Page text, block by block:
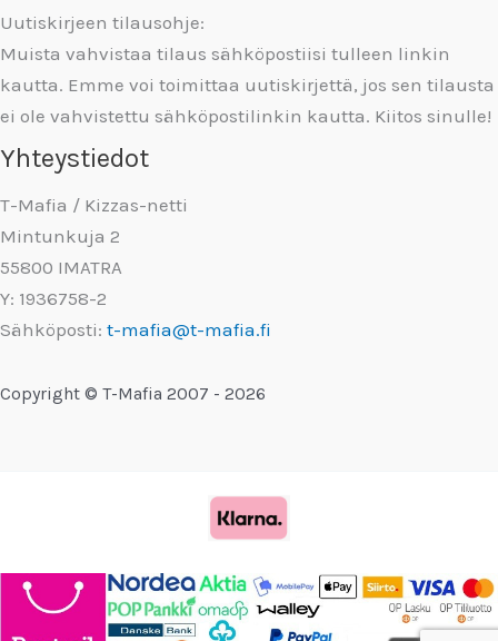
Uutiskirjeen tilausohje:
Muista vahvistaa tilaus sähköpostiisi tulleen linkin
kautta. Emme voi toimittaa uutiskirjettä, jos sen tilausta
ei ole vahvistettu sähköpostilinkin kautta. Kiitos sinulle!
Yhteystiedot
T-Mafia / Kizzas-netti
Mintunkuja 2
55800 IMATRA
Y: 1936758-2
Sähköposti: t-mafia@t-mafia.fi
Copyright © T-Mafia 2007 - 2026